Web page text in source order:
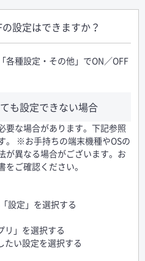
設定はできますか？
各種設定・その他」でON／OFF
も設定できない場合
要な場合があります。下記参照
。 ※お手持ちの端末機種やOSの
が異なる場合がございます。お
ご確認ください。
設定」を選択する
リ」を選択する
たい設定を選択する